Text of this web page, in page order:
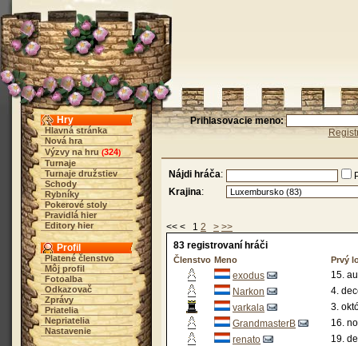
Hry
Hlavná stránka
Nová hra
Výzvy na hru (324)
Turnaje
Turnaje družstiev
Schody
Rybníky
Pokerové stoly
Pravidlá hier
Editory hier
Profil
Platené členstvo
Môj profil
Fotoalba
Odkazovač
Zprávy
Priatelia
Nepriatelia
Nastavenie
Prihlasovacie meno:
Nájdi hráča:
Krajina:
<< < 1 2 > >>
83 registrovaní hráči
Členstvo Meno Prvý
exodus
15.
Narkon
4.
varkala
3.
GrandmasterB
16.
renato
19.